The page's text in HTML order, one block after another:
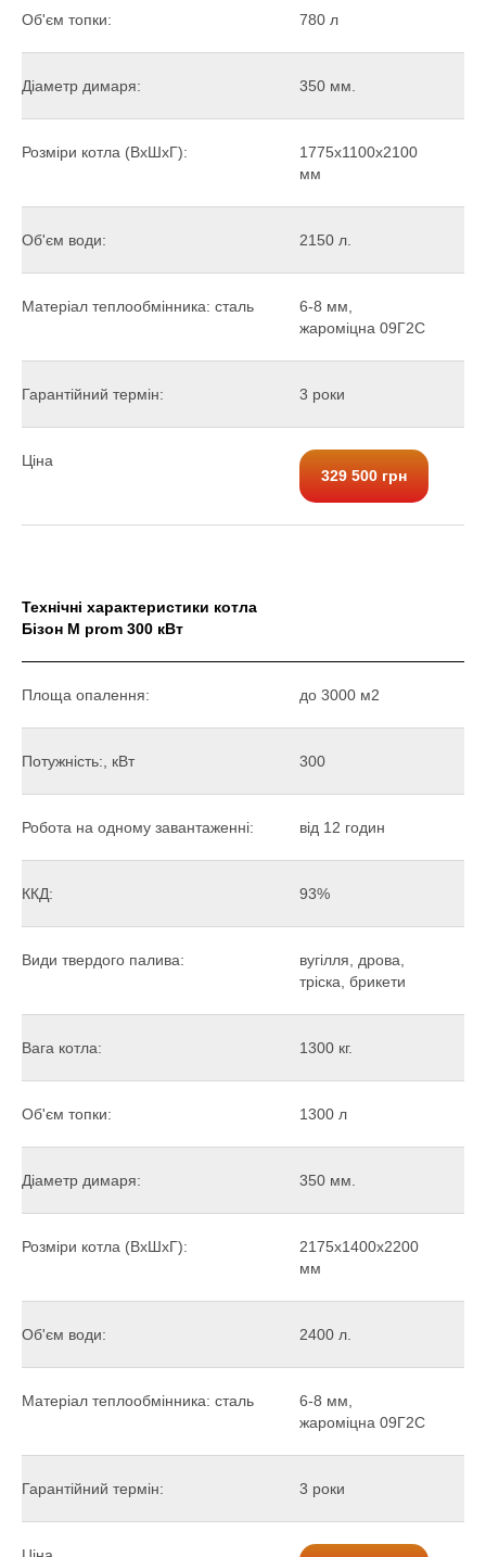
Об'єм топки: 780 л
Діаметр димаря: 350 мм.
Розміри котла (ВхШхГ):
1775х1100х2100
мм
Об'єм води: 2150 л.
Матеріал теплообмінника: сталь
6-8 мм,
жароміцна 09Г2С
Гарантійний термін: 3 роки
Ціна
329 500 грн
Технічні характеристики котла
Бізон М prom 300 кВт
Площа опалення: до 3000 м2
Потужність:, кВт 300
Робота на одному завантаженні: від 12 годин
ККД: 93%
Види твердого палива:
вугілля, дрова,
тріска, брикети
Вага котла: 1300 кг.
Об'єм топки: 1300 л
Діаметр димаря: 350 мм.
Розміри котла (ВхШхГ):
2175х1400х2200
мм
Об'єм води: 2400 л.
Матеріал теплообмінника: сталь
6-8 мм,
жароміцна 09Г2С
Гарантійний термін: 3 роки